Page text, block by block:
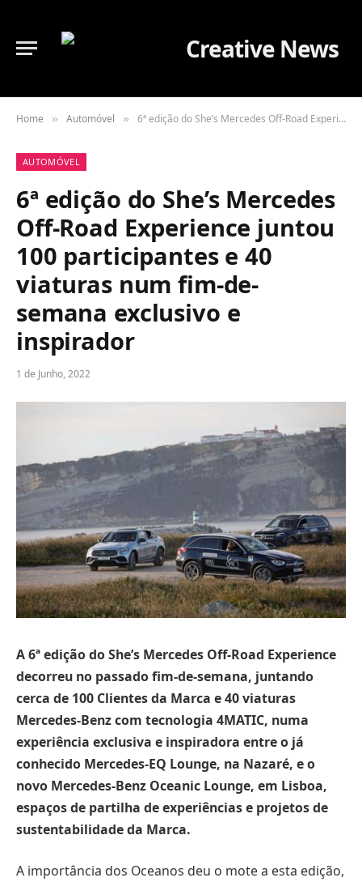
Home » Automóvel » 6ª edição do She’s Mercedes Off-Road Experience juntou 100 participantes e 40 viaturas num fim-de-semana exclusivo e inspirador
AUTOMÓVEL
6ª edição do She’s Mercedes
Off-Road Experience juntou
100 participantes e 40
viaturas num fim-de-
semana exclusivo e
inspirador
1 de Junho, 2022
A 6ª edição do She’s Mercedes Off-Road Experience
decorreu no passado fim-de-semana, juntando
cerca de 100 Clientes da Marca e 40 viaturas
Mercedes-Benz com tecnologia 4MATIC, numa
experiência exclusiva e inspiradora entre o já
conhecido Mercedes-EQ Lounge, na Nazaré, e o
novo Mercedes-Benz Oceanic Lounge, em Lisboa,
espaços de partilha de experiências e projetos de
sustentabilidade da Marca.
A importância dos Oceanos deu o mote a esta edição,